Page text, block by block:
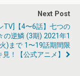
Next Post
TV]【4〜6話】七つの
の逆鱗 (3期) 2021年1
)まで 1〜19話期間限
見！【公式アニメ】